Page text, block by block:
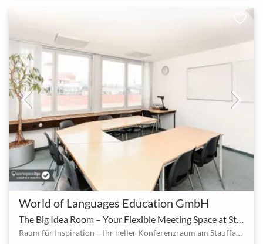
World of Languages Education GmbH
Raum für Inspiration – Ihr heller Konferenzraum am Stauffacher